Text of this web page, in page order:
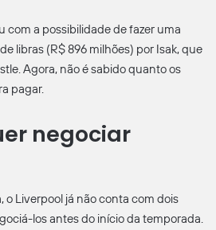
com a possibilidade de fazer uma
libras (R$ 896 milhões) por Isak, que
Agora, não é sabido quanto os
pagar.
negociar
o Liverpool já não conta com dois
los antes do início da temporada.